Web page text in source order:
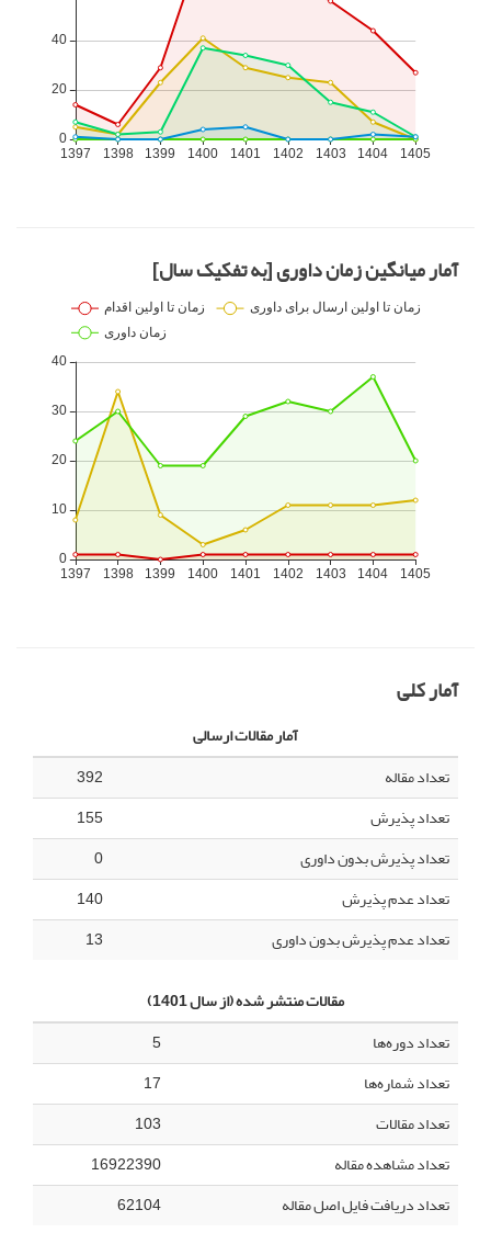
آمار میانگین زمان داوری [به تفکیک سال]
آمار کلی
آمار مقالات ارسالی
تعداد مقاله
392
تعداد پذیرش
155
تعداد پذیرش بدون داوری
0
تعداد عدم پذیرش
140
تعداد عدم پذیرش بدون داوری
13
مقالات منتشر شده (از سال 1401)
تعداد دوره‌ها
5
تعداد شماره‌ها
17
تعداد مقالات
103
تعداد مشاهده مقاله
16922390
تعداد دریافت فایل اصل مقاله
62104